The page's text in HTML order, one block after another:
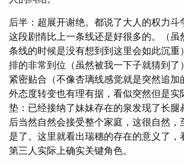
后半：超展开谢绝。都说了大人的权力
这段剧情比上一条线还是好很多的。（虽
条线的时候是没有想到到这里会如此沉重
排的非常到位（虽然被我一下子就猜到了
紧密贴合（不像杏璃线感觉就是突然追加
外态度转变也有理有据，看似突然但是实
垫：已经接纳了妹妹存在的泉发现了长腿
后当然自然会接受整个家庭，这很自然，
是了。这里就看出瑞穗的存在的意义了，
第三人实际上确实关键角色。